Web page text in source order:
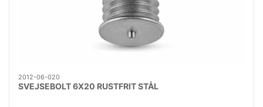
2012-06-020
SVEJSEBOLT 6X20 RUSTFRIT STÅL